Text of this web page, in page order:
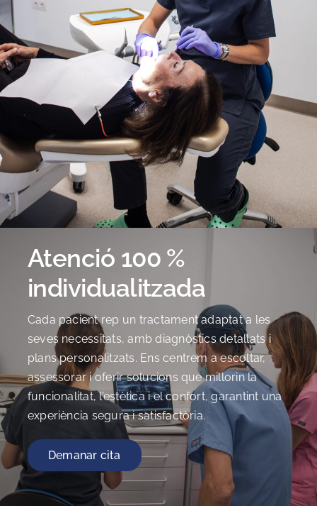
Atenció 100 %
individualitzada
Cada pacient rep un tractament adaptat a les
seves necessitats, amb diagnòstics detallats i
plans personalitzats. Ens centrem a escoltar,
assessorar i oferir solucions que millorin la
funcionalitat, l’estètica i el confort, garantint una
experiència segura i satisfactòria.
Demanar cita